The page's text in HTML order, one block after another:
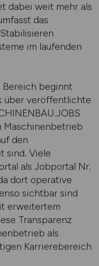
dabei weit mehr als
das
im laufenden
Bereich beginnt
über veröffentlichte
Maschinenbetrieb
den
sind. Viele
als Jobportal Nr.
dort operative
sichtbar sind
erweitertem
Transparenz
als
Karrierebereich